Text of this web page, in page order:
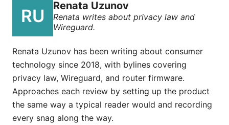
Renata Uzunov
Renata writes about privacy law and
Wireguard.
Renata Uzunov has been writing about consumer
technology since 2018, with bylines covering
privacy law, Wireguard, and router firmware.
Approaches each review by setting up the product
the same way a typical reader would and recording
every snag along the way.